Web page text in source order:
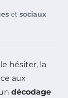
et sociaux
hésiter, la
aux
décodage